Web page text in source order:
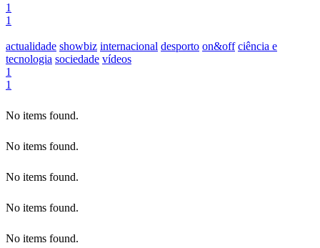
1
1
actualidade showbiz internacional desporto on&off ciência e
tecnologia sociedade vídeos
1
1
No items found.
No items found.
No items found.
No items found.
No items found.